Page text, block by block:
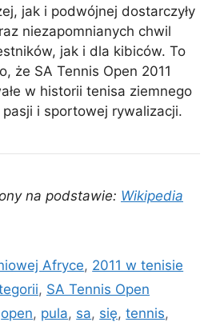
jak i podwójnej dostarczyły
niezapomnianych chwil
jak i dla kibiców. To
że SA Tennis Open 2011
w historii tenisa ziemnego
pasji i sportowej rywalizacji.
na podstawie: Wikipedia
Afryce, 2011 w tenisie
, SA Tennis Open
open, pula, sa, się,tennis,